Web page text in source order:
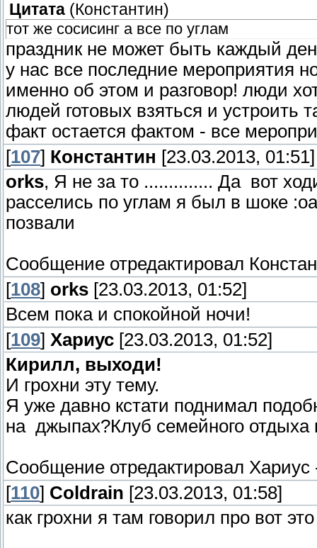
Цитата ( Константин)
тот же сосисинг а все по углам
праздник не может быть каждый
у нас все последние мероприятия
именно об этом и разговор! люди
людей готовых взяться и устроить
факт остается фактом - все
[107] Константин [23.03.2013, 01:51]
orks, Я не за то .............. Да вот
расселись по углам я был в шоке
позвали
Сообщение отредактировал
[108] orks [23.03.2013, 01:52]
Всем пока и спокойной ночи!
[109] Хариус [23.03.2013, 01:52]
Кирилл, выходи!
И грохни эту тему.
Я уже давно кстати поднимал
на джыпах?Клуб семейного
Сообщение отредактировал Хариус
[110] Coldrain [23.03.2013, 01:58]
как грохни я там говорил про вот это